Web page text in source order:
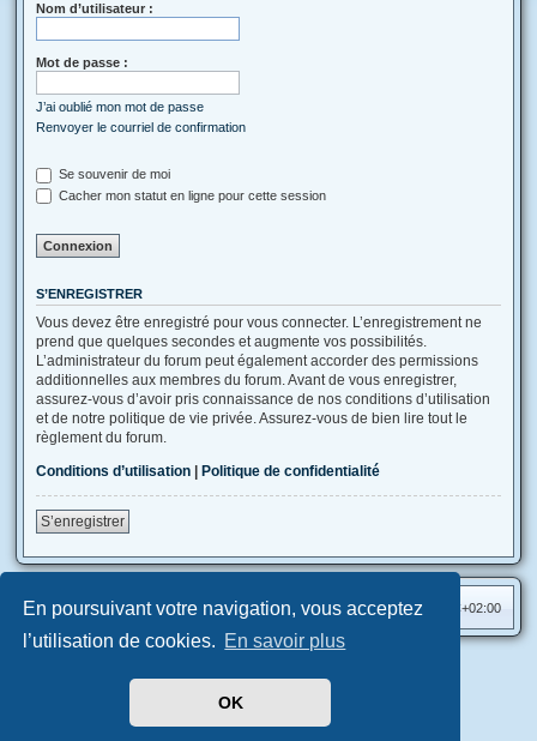
En poursuivant votre navigation, vous acceptez
l’utilisation de cookies. En savoir plus
OK
Nom d’utilisateur :
Mot de passe :
J’ai oublié mon mot de passe
Renvoyer le courriel de confirmation
Se souvenir de moi
Cacher mon statut en ligne pour cette session
S’ENREGISTRER
Vous devez être enregistré pour vous connecter. L’enregistrement ne
prend que quelques secondes et augmente vos possibilités.
L’administrateur du forum peut également accorder des permissions
additionnelles aux membres du forum. Avant de vous enregistrer,
assurez-vous d’avoir pris connaissance de nos conditions d’utilisation
et de notre politique de vie privée. Assurez-vous de bien lire tout le
règlement du forum.
Conditions d’utilisation | Politique de confidentialité
S’enregistrer
Accueil Index du forum Heures au format UTC+02:00